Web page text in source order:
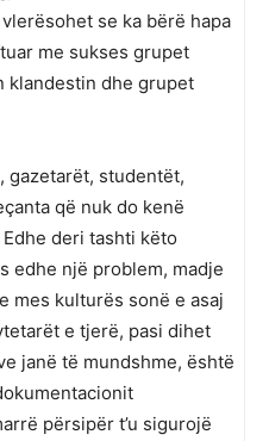
se ka bërë hapa
me sukses grupet
klandestin dhe grupet
gazetarët, studentët,
që nuk do kenë
deri tashti këto
edhe një problem, madje
mes kulturës sonë e asaj
e tjerë, pasi dihet
janë të mundshme, është
përsipër t’u sigurojë